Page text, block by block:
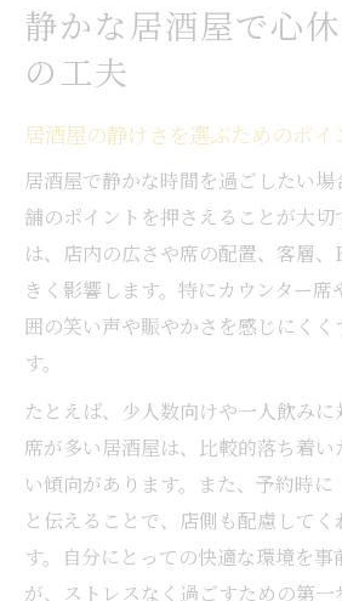
居酒屋で笑い声が苦手な
静かな居酒屋を予約時に
居酒屋で騒ぐ客を避ける
居酒屋での騒音が苦手な
大きな声が響く居酒屋の
居酒屋の騒がしさに悩まない
居酒屋で静かに過ごすマ
騒がしい居酒屋でも楽し
居酒屋のマナーと快適な
居酒屋で騒音を減らすた
賑やかさが気になる時の落ち
居酒屋で賑やかさを和ら
笑い声が気になる時の心
静かな居酒屋で心
の工夫
居酒屋の静けさを選ぶためのポイ
居酒屋で静かな時間を過ごしたい
舗のポイントを押さえることが大
は、店内の広さや席の配置、客層
きく影響します。特にカウンター席
囲の笑い声や賑やかさを感じにく
す。
たとえば、少人数向けや一人飲みに
席が多い居酒屋は、比較的落ち着
い傾向があります。また、予約時に
と伝えることで、店側も配慮してく
す。自分にとっての快適な環境を事
が、ストレスなく過ごすための第一